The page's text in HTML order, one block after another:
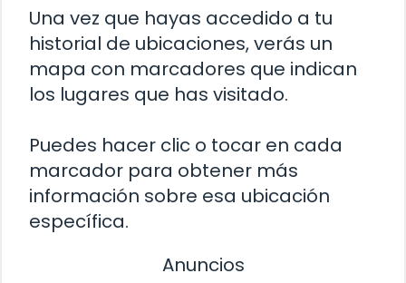
Una vez que hayas accedido a tu
historial de ubicaciones, verás un
mapa con marcadores que indican
los lugares que has visitado.
Puedes hacer clic o tocar en cada
marcador para obtener más
información sobre esa ubicación
específica.
Anuncios